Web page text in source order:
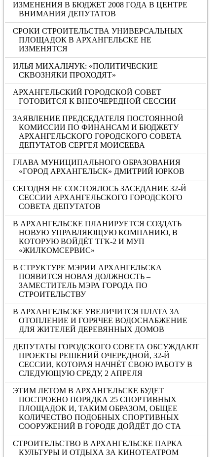
ИЗМЕНЕНИЯ В БЮДЖЕТ 2008 ГОДА В ЦЕНТРЕ
ВНИМАНИЯ ДЕПУТАТОВ
СРОКИ СТРОИТЕЛЬСТВА УНИВЕРСАЛЬНЫХ
ПЛОЩАДОК В АРХАНГЕЛЬСКЕ НЕ
ИЗМЕНЯТСЯ
ИЛЬЯ МИХАЛЬЧУК: «ПОЛИТИЧЕСКИЕ
СКВОЗНЯКИ ПРОХОДЯТ»
АРХАНГЕЛЬСКИЙ ГОРОДСКОЙ СОВЕТ
ГОТОВИТСЯ К ВНЕОЧЕРЕДНОЙ СЕССИИ
ЗАЯВЛЕНИЕ ПРЕДСЕДАТЕЛЯ ПОСТОЯННОЙ
КОМИССИИ ПО ФИНАНСАМ И БЮДЖЕТУ
АРХАНГЕЛЬСКОГО ГОРОДСКОГО СОВЕТА
ДЕПУТАТОВ СЕРГЕЯ МОИСЕЕВА
ГЛАВА МУНИЦИПАЛЬНОГО ОБРАЗОВАНИЯ
«ГОРОД АРХАНГЕЛЬСК» ДМИТРИЙ ЮРКОВ
СЕГОДНЯ НЕ СОСТОЯЛОСЬ ЗАСЕДАНИЕ 32-Й
СЕССИИ АРХАНГЕЛЬСКОГО ГОРОДСКОГО
СОВЕТА ДЕПУТАТОВ
В АРХАНГЕЛЬСКЕ ПЛАНИРУЕТСЯ СОЗДАТЬ
НОВУЮ УПРАВЛЯЮЩУЮ КОМПАНИЮ, В
КОТОРУЮ ВОЙДЁТ ТГК-2 И МУП
«ЖИЛКОМСЕРВИС»
В СТРУКТУРЕ МЭРИИ АРХАНГЕЛЬСКА
ПОЯВИТСЯ НОВАЯ ДОЛЖНОСТЬ –
ЗАМЕСТИТЕЛЬ МЭРА ГОРОДА ПО
СТРОИТЕЛЬСТВУ
В АРХАНГЕЛЬСКЕ УВЕЛИЧИТСЯ ПЛАТА ЗА
ОТОПЛЕНИЕ И ГОРЯЧЕЕ ВОДОСНАБЖЕНИЕ
ДЛЯ ЖИТЕЛЕЙ ДЕРЕВЯННЫХ ДОМОВ
ДЕПУТАТЫ ГОРОДСКОГО СОВЕТА ОБСУЖДАЮТ
ПРОЕКТЫ РЕШЕНИЙ ОЧЕРЕДНОЙ, 32-Й
СЕССИИ, КОТОРАЯ НАЧНЁТ СВОЮ РАБОТУ В
СЛЕДУЮЩУЮ СРЕДУ, 2 АПРЕЛЯ
ЭТИМ ЛЕТОМ В АРХАНГЕЛЬСКЕ БУДЕТ
ПОСТРОЕНО ПОРЯДКА 25 СПОРТИВНЫХ
ПЛОЩАДОК И, ТАКИМ ОБРАЗОМ, ОБЩЕЕ
КОЛИЧЕСТВО ПОДОБНЫХ СПОРТИВНЫХ
СООРУЖЕНИЙ В ГОРОДЕ ДОЙДЁТ ДО СТА
СТРОИТЕЛЬСТВО В АРХАНГЕЛЬСКЕ ПАРКА
КУЛЬТУРЫ И ОТДЫХА ЗА КИНОТЕАТРОМ